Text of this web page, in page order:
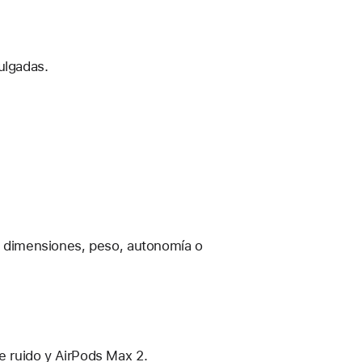
peso, autonomía o
ruido y AirPods Max 2.